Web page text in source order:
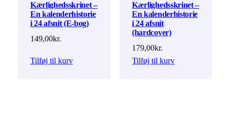
Kærlighedsskrinet –
En kalenderhistorie
i 24 afsnit (E-bog)
149,00kr.
Tilføj til kurv
Kærlighedsskrinet –
En kalenderhistorie
i 24 afsnit
(hardcover)
179,00kr.
Tilføj til kurv